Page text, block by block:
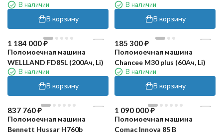
В наличии
В корзину
CLASSIC
В наличии
В корзину
1 184 000₽
Поломоечная машина
WELLLAND FD85L (200Ач, Li)
В наличии
В корзину
185 300₽
Поломоечная машина
Chancee M30 plus (60Ач, Li)
В наличии
В корзину
837 760₽
Поломоечная машина
Bennett Hussar H760b
1 090 000₽
Поломоечная машина
Comac Innova 85 B